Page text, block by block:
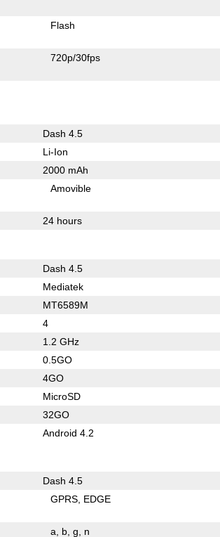
Flash
720p/30fps
Dash 4.5
Li-Ion
2000 mAh
Amovible
24 hours
Dash 4.5
Mediatek
MT6589M
4
1.2 GHz
0.5GO
4GO
MicroSD
32GO
Android 4.2
Dash 4.5
GPRS EDGE
a b g n